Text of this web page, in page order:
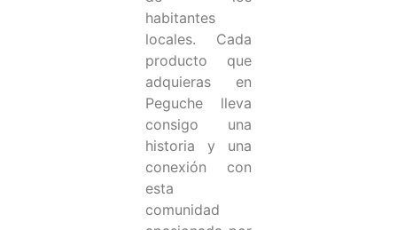
habitantes
locales. Cada
producto que
adquieras en
Peguche lleva
consigo una
historia y una
conexión con
esta
comunidad